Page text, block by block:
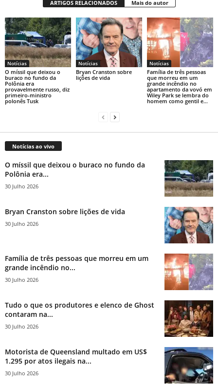
ARTIGOS RELACIONADOS Mais do autor
Notícias
O míssil que deixou o
buraco no fundo da
Polônia era
provavelmente russo, diz
primeiro-ministro
polonês Tusk
Notícias
Bryan Cranston sobre
lições de vida
Notícias
Família de três pessoas
que morreu em um
grande incêndio no
apartamento da vovó em
Wiley Park se lembra do
homem como gentil e...
Notícias ao vivo
O míssil que deixou o buraco no fundo da
Polônia era...
30 Julho 2026
Bryan Cranston sobre lições de vida
30 Julho 2026
Família de três pessoas que morreu em um
grande incêndio no...
30 Julho 2026
Tudo o que os produtores e elenco de Ghost
contaram na...
30 Julho 2026
Motorista de Queensland multado em US$
1.295 por atos ilegais na...
30 Julho 2026